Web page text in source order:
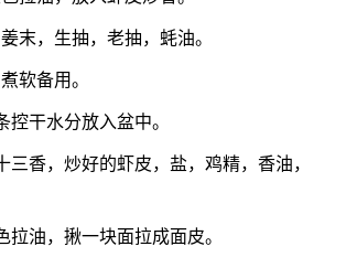
末，生抽，老抽，蚝油。
软备用。
控干水分放入盆中。
三香，炒好的虾皮，盐，鸡精，香油，
拉油，揪一块面拉成面皮。